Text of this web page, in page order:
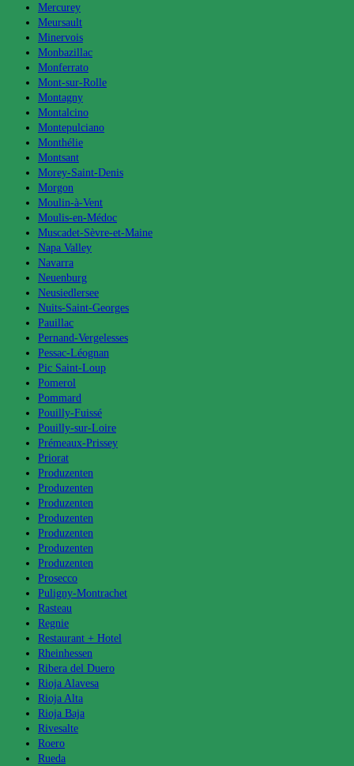
Mercurey
Meursault
Minervois
Monbazillac
Monferrato
Mont-sur-Rolle
Montagny
Montalcino
Montepulciano
Monthélie
Montsant
Morey-Saint-Denis
Morgon
Moulin-à-Vent
Moulis-en-Médoc
Muscadet-Sèvre-et-Maine
Napa Valley
Navarra
Neuenburg
Neusiedlersee
Nuits-Saint-Georges
Pauillac
Pernand-Vergelesses
Pessac-Léognan
Pic Saint-Loup
Pomerol
Pommard
Pouilly-Fuissé
Pouilly-sur-Loire
Prémeaux-Prissey
Priorat
Produzenten
Produzenten
Produzenten
Produzenten
Produzenten
Produzenten
Produzenten
Prosecco
Puligny-Montrachet
Rasteau
Regnie
Restaurant + Hotel
Rheinhessen
Ribera del Duero
Rioja Alavesa
Rioja Alta
Rioja Baja
Rivesalte
Roero
Rueda